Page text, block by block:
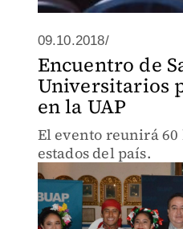
09.10.2018/
Encuentro de
Universitarios
en la UAP
El evento reunirá
estados del país.